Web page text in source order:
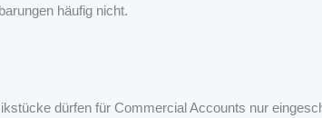
häufig nicht.
dürfen für Commercial Accounts nur